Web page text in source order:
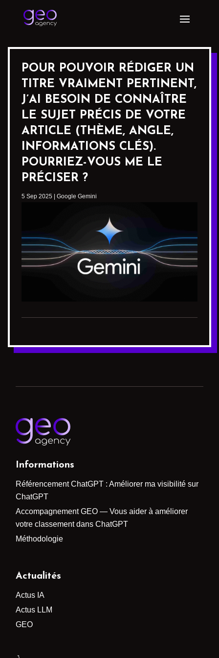
POUR POUVOIR RÉDIGER UN
TITRE VRAIMENT PERTINENT,
J’AI BESOIN DE CONNAÎTRE
LE SUJET PRÉCIS DE VOTRE
ARTICLE (THÈME, ANGLE,
INFORMATIONS CLÉS).
POURRIEZ-VOUS ME LE
PRÉCISER ?
5 Sep 2025 Google Gemini
Informations
Référencement ChatGPT : Améliorer ma visibilité sur
ChatGPT
Accompagnement GEO — Vous aider à améliorer
votre classement dans ChatGPT
Méthodologie
Actualités
Actus IA
Actus LLM
GEO